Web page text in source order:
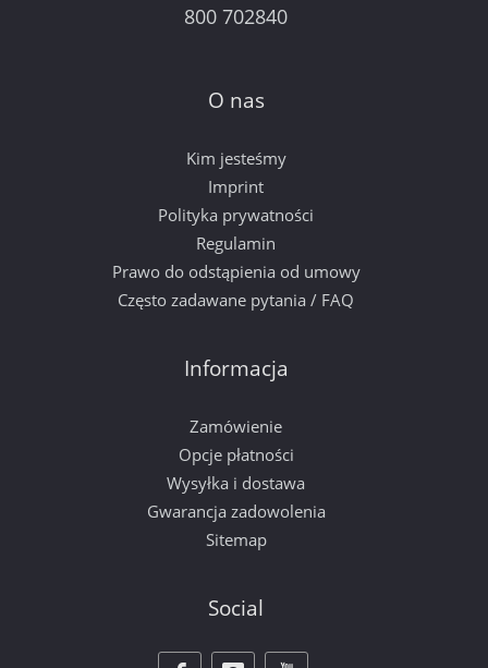
800 702840
O nas
Kim jesteśmy
Imprint
Polityka prywatności
Regulamin
Prawo do odstąpienia od umowy
Często zadawane pytania / FAQ
Informacja
Zamówienie
Opcje płatności
Wysyłka i dostawa
Gwarancja zadowolenia
Sitemap
Social